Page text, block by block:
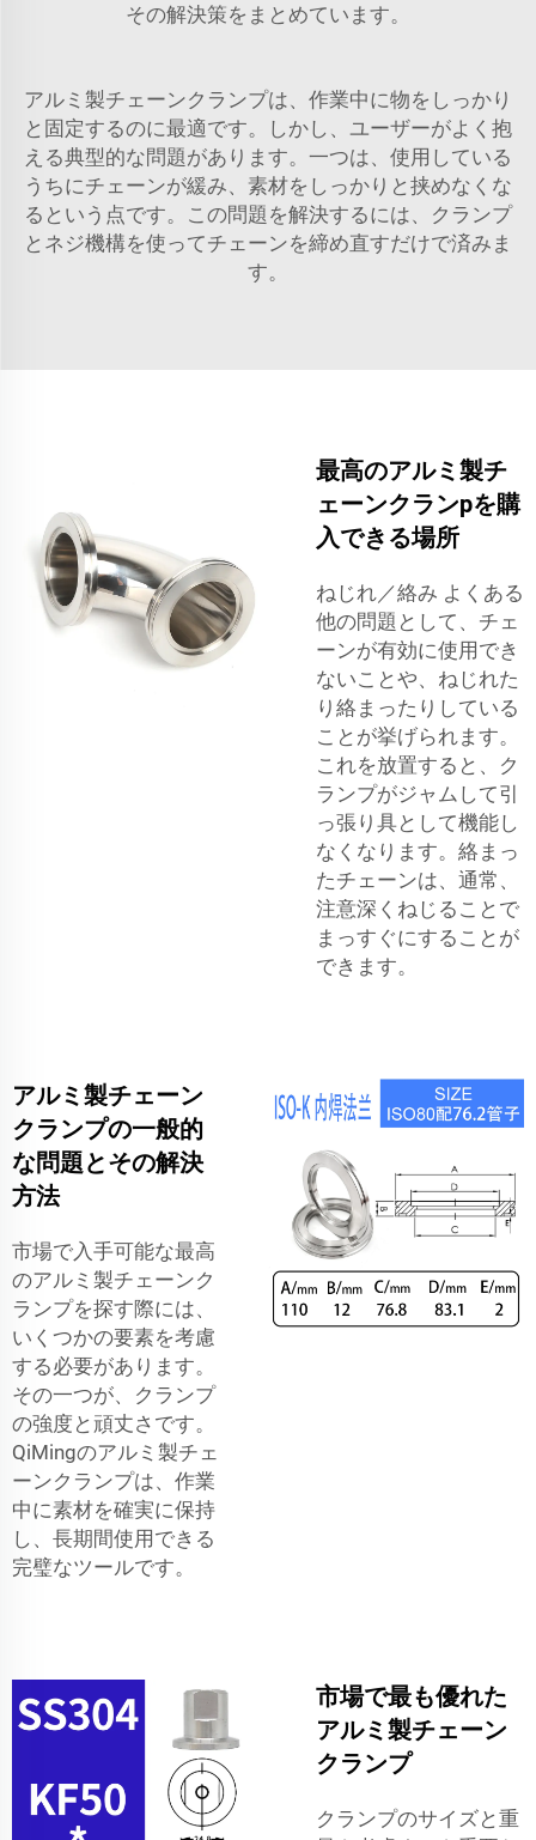
その解決策をまとめています。
アルミ製チェーンクランプは、作業中に物をしっかり
と固定するのに最適です。しかし、ユーザーがよく抱
える典型的な問題があります。一つは、使用している
うちにチェーンが緩み、素材をしっかりと挟めなくな
るという点です。この問題を解決するには、クランプ
とネジ機構を使ってチェーンを締め直すだけで済みま
す。
最高のアルミ製チ
ェーンクランpを購
入できる場所
ねじれ／絡み よくある
他の問題として、チェ
ーンが有効に使用でき
ないことや、ねじれた
り絡まったりしている
ことが挙げられます。
これを放置すると、ク
ランプがジャムして引
っ張り具として機能し
なくなります。絡まっ
たチェーンは、通常、
注意深くねじることで
まっすぐにすることが
できます。
アルミ製チェーン
クランプの一般的
な問題とその解決
方法
市場で入手可能な最高
のアルミ製チェーンク
ランプを探す際には、
いくつかの要素を考慮
する必要があります。
その一つが、クランプ
の強度と頑丈さです。
QiMingのアルミ製チェ
ーンクランプは、作業
中に素材を確実に保持
し、長期間使用できる
完璧なツールです。
市場で最も優れた
アルミ製チェーン
クランプ
クランプのサイズと重